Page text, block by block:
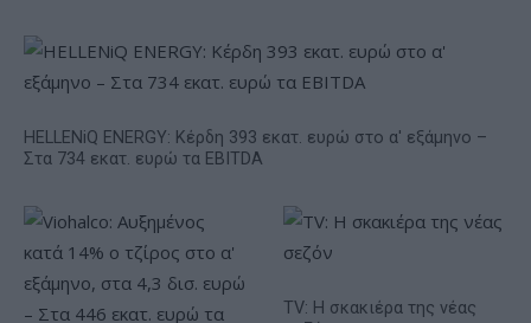
HELLENiQ ENERGY: Κέρδη 393 εκατ. ευρώ στο α' εξάμηνο –
Στα 734 εκατ. ευρώ τα EBITDA
TV: Η σκακιέρα της νέας